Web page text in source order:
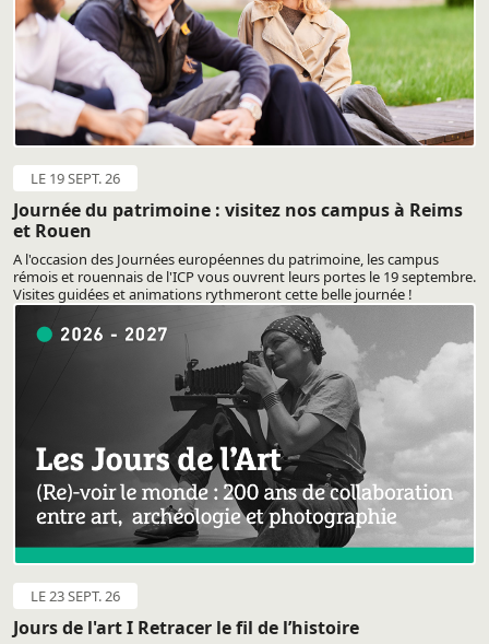
LE 19 SEPT. 26
Journée du patrimoine : visitez nos campus à Reims
et Rouen
A l'occasion des Journées européennes du patrimoine, les campus
rémois et rouennais de l'ICP vous ouvrent leurs portes le 19 septembre.
Visites guidées et animations rythmeront cette belle journée !
LE 23 SEPT. 26
Jours de l'art I Retracer le fil de l’histoire